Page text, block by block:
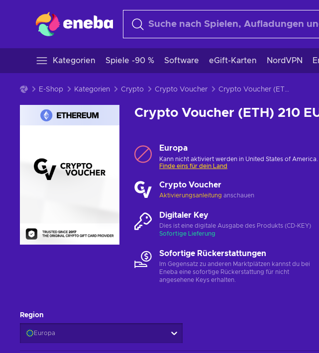
Kategorien Spiele -90 % Software eGift-Karten NordVPN
E-Shop Kategorien Crypto Crypto Voucher Crypto Voucher (ETH) 210 EUR Key EUROPE
Crypto Voucher (ETH) 210
Europa
Kann nicht aktiviert werden in United States of
Finde eins für dein Land
Crypto Voucher
Aktivierungsanleitung anschauen
Digitaler Key
Dies ist eine digitale Ausgabe des Produkts (CD-KEY)
Sofortige Lieferung
Sofortige Rückerstattungen
Im Gegensatz zu anderen Marktplätzen kannst du bei
Eneba eine sofortige Rückerstattung für nicht
angesehene Keys erhalten.
Region
Europa